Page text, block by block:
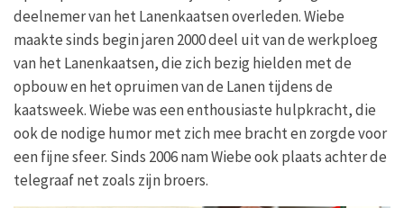
deelnemer van het Lanenkaatsen overleden. Wiebe
maakte sinds begin jaren 2000 deel uit van de werkploeg
van het Lanenkaatsen, die zich bezig hielden met de
opbouw en het opruimen van de Lanen tijdens de
kaatsweek. Wiebe was een enthousiaste hulpkracht, die
ook de nodige humor met zich mee bracht en zorgde voor
een fijne sfeer. Sinds 2006 nam Wiebe ook plaats achter de
telegraaf net zoals zijn broers.